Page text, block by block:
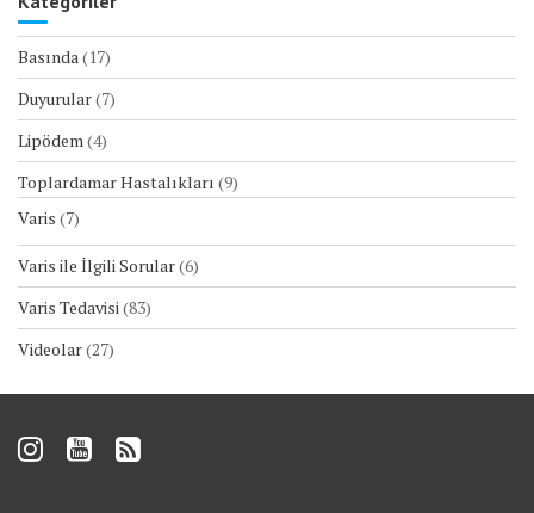
Basında (17)
Duyurular(7)
Lipödem (4)
Toplardamar Hastalıkları (9)
Varis (7)
Varis ile İlgili Sorular(6)
Varis Tedavisi (83)
Videolar(27)